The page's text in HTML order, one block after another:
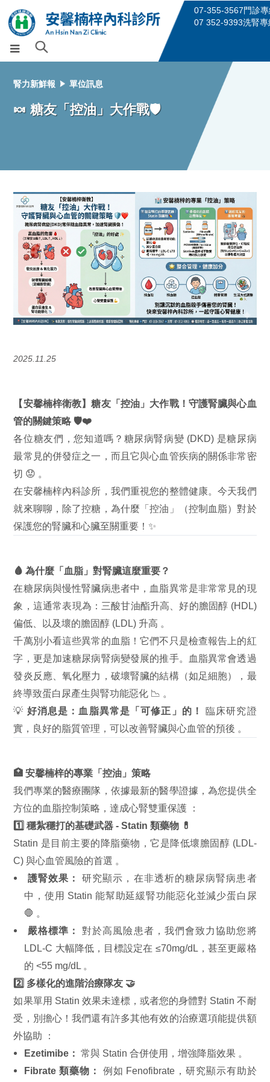
07-355-3567門診
07 352-9393洗腎專
腎力新鮮報 單位訊息
🍬 糖友「控油」大作戰🛡️
2025.11.25
【安馨楠梓衛教】糖友「控油」大作戰！守護腎臟與心血
管的關鍵策略 🛡️❤️
各位糖友們，您知道嗎？糖尿病腎病變 (DKD) 是糖尿病
最常見的併發症之一，而且它與心血管疾病的關係非常密
切 😟 。
在安馨楠梓內科診所，我們重視您的整體健康。今天我們
就來聊聊，除了控糖，為什麼「控油」（控制血脂）對於
保護您的腎臟和心臟至關重要！✨
🩸 為什麼「血脂」對腎臟這麼重要？
在糖尿病與慢性腎臟病患者中，血脂異常是非常常見的現
象，這通常表現為：三酸甘油酯升高、好的膽固醇 (HDL)
偏低、以及壞的膽固醇 (LDL) 升高 。
千萬別小看這些異常的血脂！它們不只是檢查報告上的紅
字，更是加速糖尿病腎病變發展的推手。血脂異常會透過
發炎反應、氧化壓力，破壞腎臟的結構（如足細胞），最
終導致蛋白尿產生與腎功能惡化 📉 。
💡 好消息是：血脂異常是「可修正」的！
臨床研究證
實，良好的脂質管理，可以改善腎臟與心血管的預後 。
🏥 安馨楠梓的專業「控油」策略
我們專業的醫療團隊，依據最新的醫學證據，為您提供全
方位的血脂控制策略，達成心腎雙重保護
：
1️⃣ 穩紮穩打的基礎武器 - Statin 類藥物 💊
Statin 是目前主要的降脂藥物，它是降低壞膽固醇 (LDL-
C) 與心血管風險的首選 。
護腎效果：
研究顯示，在非透析的糖尿病腎病患者
中，使用 Statin 能幫助延緩腎功能惡化並減少蛋白尿
🛑 。
嚴格標準：
對於高風險患者，我們會致力協助您將
LDL-C 大幅降低，目標設定在 ≤70mg/dL，甚至更嚴格
的 <55 mg/dL 。
2️⃣ 多樣化的進階治療隊友 🤝
如果單用 Statin 效果未達標，或者您的身體對 Statin 不耐
受，別擔心！我們還有許多其他有效的治療選項能提供額
外協助
：
Ezetimibe： 常與 Statin 合併使用，增強降脂效果 。
Fibrate 類藥物：
例如 Fenofibrate，研究顯示有助於